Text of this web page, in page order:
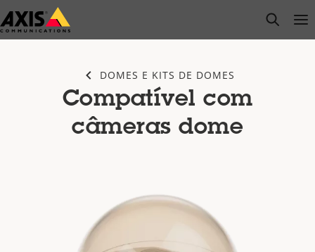
Pular
para
open
DOMES E KITS DE DOMES
Compatível com
câmeras dome